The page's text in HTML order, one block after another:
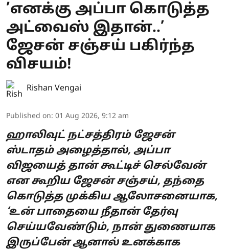
’எனக்கு அப்பா கொடுத்த
அட்வைஸ் இதான்..’
ஜேசன் சஞ்சய் பகிர்ந்த
விசயம்!
Rishan Vengai
Published on: 01 Aug 2026, 9:12 am
ஹாலிவுட் நட்சத்திரம் ஜேசன்
ஸ்டாதம் அழைத்தால், அப்பா
விஜயைத் தான் கூட்டிச் செல்வேன்
என கூறிய ஜேசன் சஞ்சய், தந்தை
கொடுத்த முக்கிய ஆலோசனையாக,
‘உன் பாதையை நீதான் தேர்வு
செய்யவேண்டும், நான் துணையாக
இருப்பேன் ஆனால் உனக்காக